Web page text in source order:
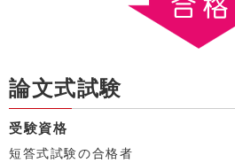
論文式試験
受験資格
短答式試験の合格者